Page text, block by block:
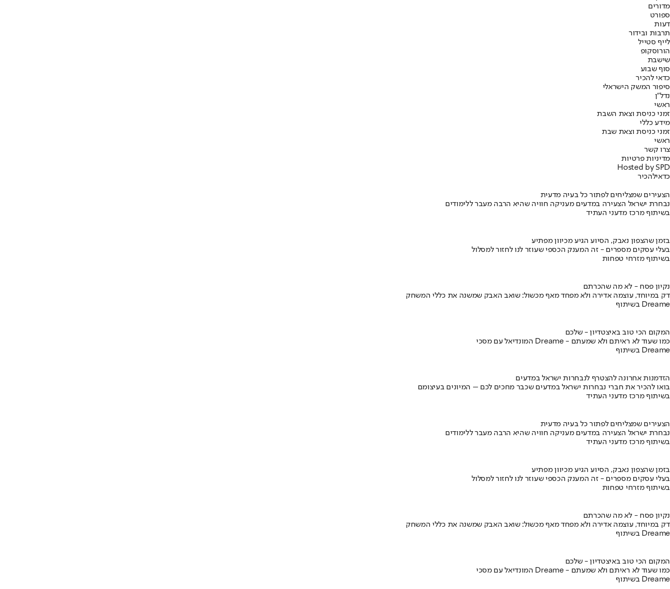
מדורים
ספורט
דעות
תרבות ובידור
לייף סטייל
הורוסקופ
שישבת
סוף שבוע
כדאי להכיר
סיפור המשק הישראלי
נדל"ן
ראשי
זמני כניסת וצאת השבת
מידע כללי
זמני כניסת וצאת שבת
ראשי
צרו קשר
מדיניות פרטיות
Hosted by SPD
כדאילהכיר
הצעירים שמצליחים לפתור כל בעיה מדעית
נבחרת ישראל הצעירה במדעים מעניקה חוויה שהיא הרבה מעבר ללימודים
בשיתוף מרכז מדעני העתיד
בזמן שהצפון נאבק, הסיוע הגיע מכיוון מפתיע
בעלי עסקים מספרים - זה המענק הכספי שעוזר לנו לחזור למסלול
בשיתוף מזרחי טפחות
נקיון פסח - לא מה שהכרתם
דק במיוחד, עוצמה אדירה ולא מפחד מאף מכשול: שואב האבק שמשנה את כללי המשחק
בשיתוף Dreame
המקום הכי טוב באיצטדיון - שלכם
המונדיאל עם מסכי Dreame - כמו שעוד לא ראיתם ולא שמעתם
בשיתוף Dreame
הזדמנות אחרונה להצטרף לנבחרות ישראל במדעים
בואו להכיר את חברי נבחרות ישראל במדעים שכבר מחכים לכם – המיונים בעיצומם
בשיתוף מרכז מדעני העתיד
הצעירים שמצליחים לפתור כל בעיה מדעית
נבחרת ישראל הצעירה במדעים מעניקה חוויה שהיא הרבה מעבר ללימודים
בשיתוף מרכז מדעני העתיד
בזמן שהצפון נאבק, הסיוע הגיע מכיוון מפתיע
בעלי עסקים מספרים - זה המענק הכספי שעוזר לנו לחזור למסלול
בשיתוף מזרחי טפחות
נקיון פסח - לא מה שהכרתם
דק במיוחד, עוצמה אדירה ולא מפחד מאף מכשול: שואב האבק שמשנה את כללי המשחק
בשיתוף Dreame
המקום הכי טוב באיצטדיון - שלכם
המונדיאל עם מסכי Dreame - כמו שעוד לא ראיתם ולא שמעתם
בשיתוף Dreame